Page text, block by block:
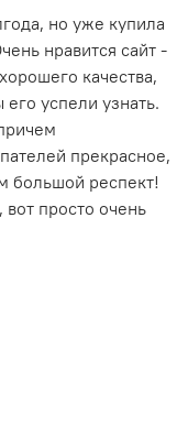
но уже купила
нравится сайт -
качества,
успели узнать.
прекрасное,
большой респект!
просто очень